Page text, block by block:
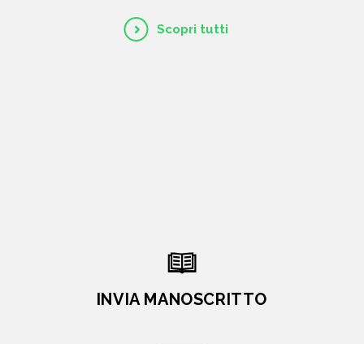
Scopri tutti
INVIA MANOSCRITTO